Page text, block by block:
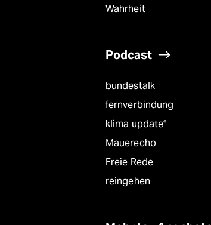
Wahrheit
Podcast
bundestalk
fernverbindung
klima update°
Mauerecho
Freie Rede
reingehen